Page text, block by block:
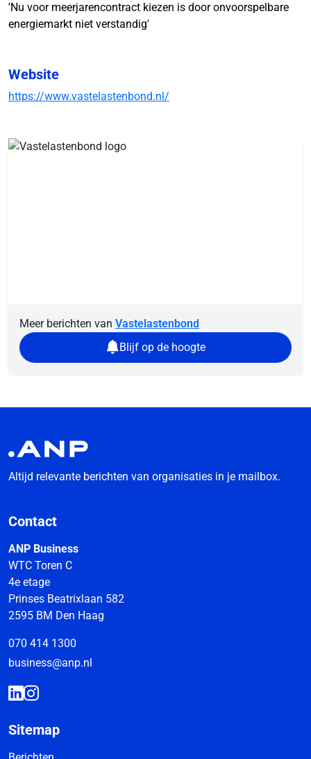
'Nu voor meerjarencontract kiezen is door onvoorspelbare
energiemarkt niet verstandig'
Website
https://www.vastelastenbond.nl/
Meer berichten van Vastelastenbond
Blijf op de hoogte
Altijd relevante berichten van organisaties in je mailbox.
Contact
ANP Business
WTC Toren C
4e etage
Prinses Beatrixlaan 582
2595 BM Den Haag
070 414 1300
business@anp.nl
Sitemap